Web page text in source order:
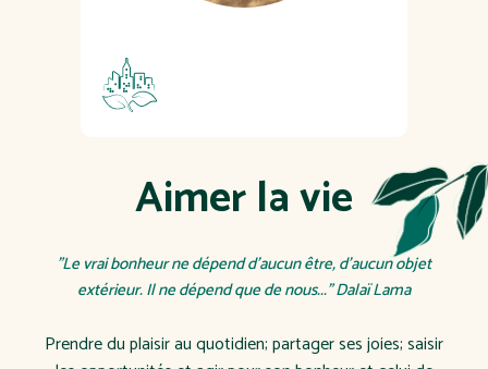
Aimer la vie
"Le vrai bonheur ne dépend d'aucun être, d'aucun objet
extérieur. Il ne dépend que de nous..." Dalaï Lama
Prendre du plaisir au quotidien; partager ses joies; saisir